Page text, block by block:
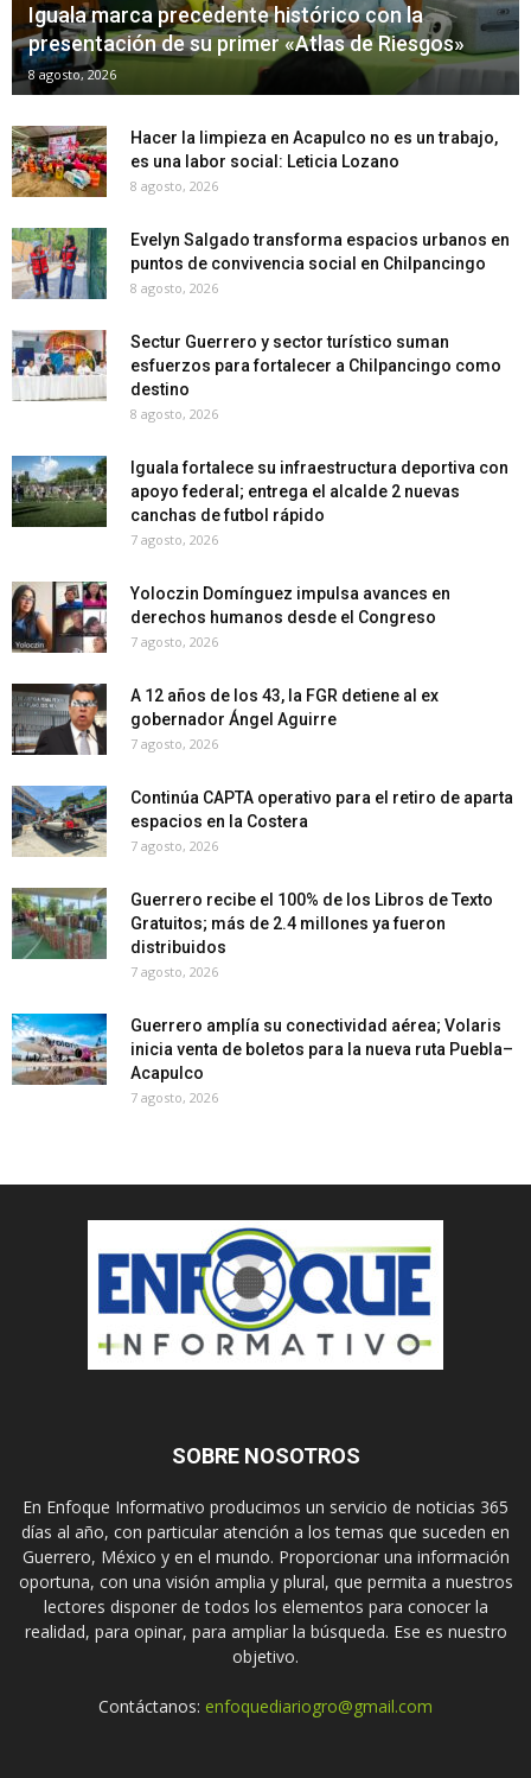
Iguala marca precedente histórico con la
presentación de su primer «Atlas de Riesgos»
8 agosto, 2026
Hacer la limpieza en Acapulco no es un trabajo,
es una labor social: Leticia Lozano
8 agosto, 2026
Evelyn Salgado transforma espacios urbanos en
puntos de convivencia social en Chilpancingo
8 agosto, 2026
Sectur Guerrero y sector turístico suman
esfuerzos para fortalecer a Chilpancingo como
destino
8 agosto, 2026
Iguala fortalece su infraestructura deportiva con
apoyo federal; entrega el alcalde 2 nuevas
canchas de futbol rápido
7 agosto, 2026
Yoloczin Domínguez impulsa avances en
derechos humanos desde el Congreso
7 agosto, 2026
A 12 años de los 43, la FGR detiene al ex
gobernador Ángel Aguirre
7 agosto, 2026
Continúa CAPTA operativo para el retiro de aparta
espacios en la Costera
7 agosto, 2026
Guerrero recibe el 100% de los Libros de Texto
Gratuitos; más de 2.4 millones ya fueron
distribuidos
7 agosto, 2026
Guerrero amplía su conectividad aérea; Volaris
inicia venta de boletos para la nueva ruta Puebla–
Acapulco
7 agosto, 2026
SOBRE NOSOTROS
En Enfoque Informativo producimos un servicio de noticias 365
días al año, con particular atención a los temas que suceden en
Guerrero, México y en el mundo. Proporcionar una información
oportuna, con una visión amplia y plural, que permita a nuestros
lectores disponer de todos los elementos para conocer la
realidad, para opinar, para ampliar la búsqueda. Ese es nuestro
objetivo.
Contáctanos: enfoquediariogro@gmail.com